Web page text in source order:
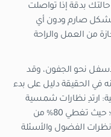
بدقة إذا تواصلت
بشكل صارم ودون أي
من العمل والراحة
نحو الجفون، وقد
في الحقيقة دليل على بدء
ارتدِ نظارات شمسية
واسعة عند الخروج في الأماكن العامة؛ حيث تغطي 80% من
الفضول والأسئلة